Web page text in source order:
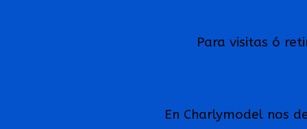
Para visitas ó
En Charlymodel nos